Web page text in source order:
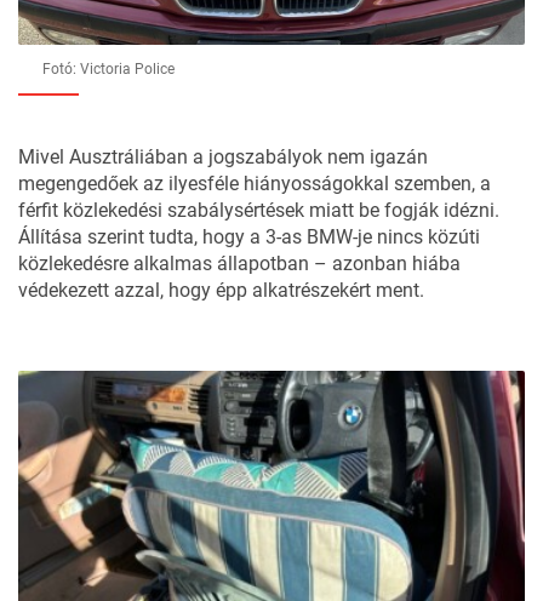
Fotó: Victoria Police
Mivel Ausztráliában a jogszabályok nem igazán
megengedőek az ilyesféle hiányosságokkal szemben, a
férfit közlekedési szabálysértések miatt be fogják idézni.
Állítása szerint tudta, hogy a 3-as BMW-je nincs közúti
közlekedésre alkalmas állapotban – azonban hiába
védekezett azzal, hogy épp alkatrészekért ment.